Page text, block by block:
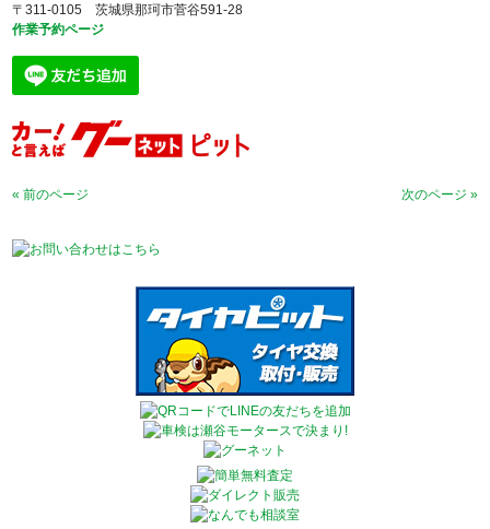
〒311-0105 茨城県那珂市菅谷591-28
作業予約ページ
« 前のページ 次のページ »